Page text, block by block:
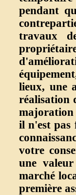
pendant
travaux
lieux, une
réalisation
majoration
il n'est pas
votre
une
marché
première